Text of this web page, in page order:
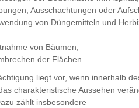
Ausschachtungen oder
von Düngemitteln und
von Bäumen,
der Flächen.
liegt vor, wenn innerhalb
charakteristische Aussehen
zählt insbesondere